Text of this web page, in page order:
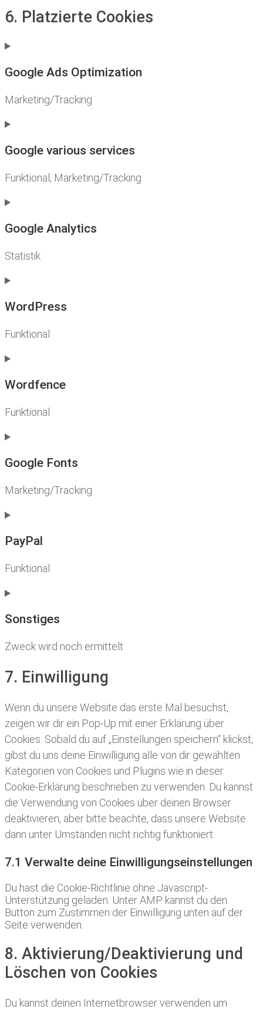
6. Platzierte Cookies
Google Ads Optimization
Marketing/Tracking
Consent
service
google-
ads-
optimization
Google various services
Funktional, Marketing/Tracking
Consent
service
google-
various-
services
Google Analytics
Statistik
Consent
service
analytics
WordPress
Funktional
Consent
service
Wordfence
Funktional
Consent
service
wordfence
Google Fonts
Marketing/Tracking
Consent
service
google-
fonts
PayPal
Funktional
Consent
service
Sonstiges
Zweck wird noch ermittelt
Consent
to
sonstiges
7. Einwilligung
Wenn du unsere Website das erste Mal besuchst,
zeigen wir dir ein Pop-Up mit einer Erklärung über
Cookies. Sobald du auf „Einstellungen speichern“ klickst,
gibst du uns deine Einwilligung alle von dir gewählten
Kategorien von Cookies und Plugins wie in dieser
Cookie-Erklärung beschrieben zu verwenden. Du kannst
die Verwendung von Cookies über deinen Browser
deaktivieren, aber bitte beachte, dass unsere Website
dann unter Umständen nicht richtig funktioniert.
7.1 Verwalte deine Einwilligungseinstellungen
Du hast die Cookie-Richtlinie ohne Javascript-
Unterstützung geladen. Unter AMP kannst du den
Button zum Zustimmen der Einwilligung unten auf der
Seite verwenden.
8. Aktivierung/Deaktivierung und
Löschen von Cookies
Du kannst deinen Internetbrowser verwenden um